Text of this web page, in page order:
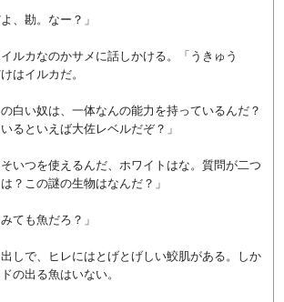
、勘。なー？」
ルカなのかサメに話しかける。「うきゅう
はイルカだ。
白い奴は、一体なんの能力を持っているんだ？
るといえば大佐レベルだぞ？」
いつを使えるんだ、ホワイトはな。質問が二つ
？この謎の生物はなんだ？」
ても魚だろ？」
しで、ヒレにはとげとげしい鮫肌がある。しか
の出る魚はいない。